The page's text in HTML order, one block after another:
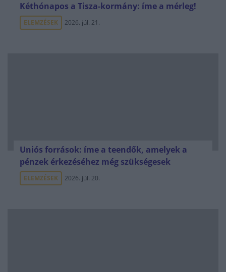
Kéthónapos a Tisza-kormány: íme a mérleg!
ELEMZÉSEK 2026. júl. 21.
Uniós források: íme a teendők, amelyek a
pénzek érkezéséhez még szükségesek
ELEMZÉSEK 2026. júl. 20.